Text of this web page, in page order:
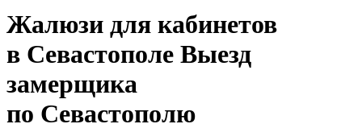
Жалюзи для кабинетов
в Севастополе Выезд
замерщика
по Севастополю